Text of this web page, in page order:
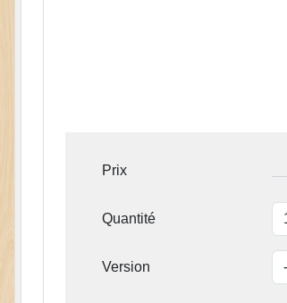
Prix
Quantité
Version